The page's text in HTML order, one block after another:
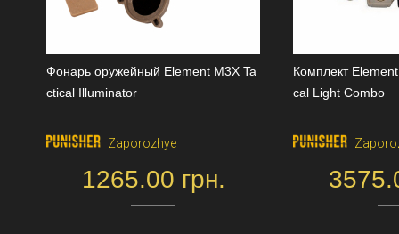
Фонарь оружейный Element M3X Ta
ctical Illuminator
Zaporozhye
1265.00 грн.
Комплект
cal Light Combo